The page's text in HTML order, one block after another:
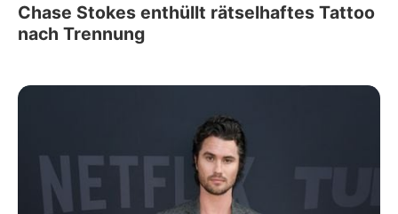
Chase Stokes enthüllt rätselhaftes Tattoo
nach Trennung